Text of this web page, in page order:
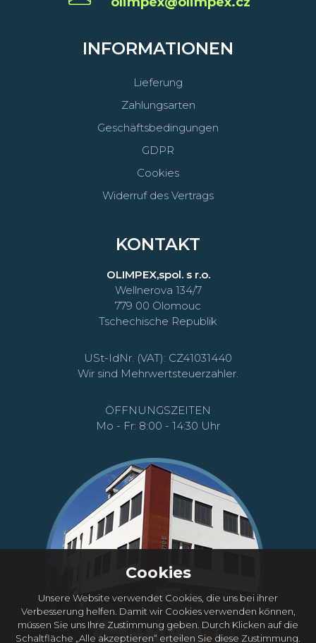
INFORMATIONEN
Lieferung
Zahlungsarten
Geschäftsbedingungen
GDPR
Cookies
Widerruf des Vertrags
KONTAKT
OLIMPEX,spol. s r.o.
Wellnerova 134/7
779 00 Olomouc
Tschechische Republik
USt-IdNr. (VAT): CZ41031440
Wir sind Mehrwertsteuerzahler.
ÖFFNUNGSZEITEN
Mo - Fr: 8:00 - 14:30 Uhr
Cookies
Unsere Website verwendet Cookies, die uns bei ihrer
Verbesserung helfen. Damit wir Cookies verwenden können,
müssen Sie uns Ihre Zustimmung geben. Durch Klicken auf die
Schaltfläche „Alle akzeptieren“ erteilen Sie diese Zustimmung.